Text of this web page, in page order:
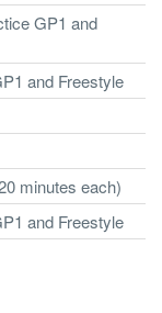
GP1 and
and Freestyle
minutes each)
and Freestyle